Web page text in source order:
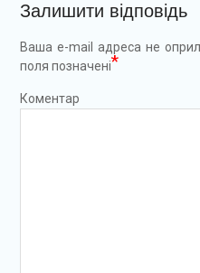
Залишити відповідь
Ваша e-mail адреса не
поля позначені*
Коментар